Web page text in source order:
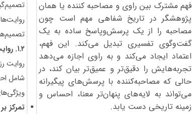
۱.۲.
روایت
شامل
تمرکز
فهم مشترک بین راوی و مصاحبه کننده یا همان
پژوهشگر در تاریخ شفاهی مهم است چون
مصاحبه را از یک پرسش‌وپاسخ ساده به یک
گفت‌وگوی تفسیری تبدیل می‌کند. این فهم،
اعتماد ایجاد می‌کند و به راوی اجازه می‌دهد
تجربه‌هایش را دقیق‌تر و عمیق‌تر بیان کند، در
حالی که مصاحبه‌کننده با پرسش‌های پیگیرانه
می‌تواند به لایه‌های پنهان‌تر معنا، احساس و
زمینه تاریخی دست یابد.